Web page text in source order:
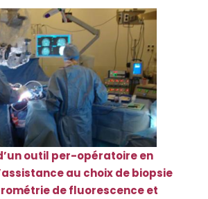
outil per-opératoire en
au choix de biopsie
de fluorescence et